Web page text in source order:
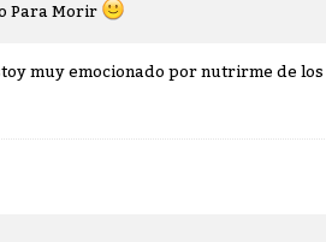
Para Morir
muy emocionado por nutrirme de